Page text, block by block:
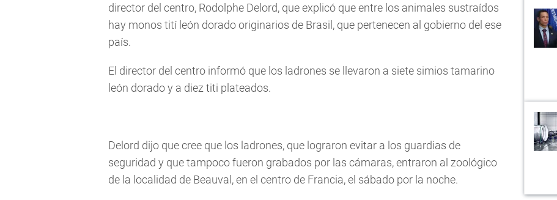
director del centro, Rodolphe Delord, que explicó que entre los animales sustraídos
hay monos tití león dorado originarios de Brasil, que pertenecen al gobierno del ese
país.
El director del centro informó que los ladrones se llevaron a siete simios tamarino
león dorado y a diez titi plateados.
Delord dijo que cree que los ladrones, que lograron evitar a los guardias de
seguridad y que tampoco fueron grabados por las cámaras, entraron al zoológico
de la localidad de Beauval, en el centro de Francia, el sábado por la noche.